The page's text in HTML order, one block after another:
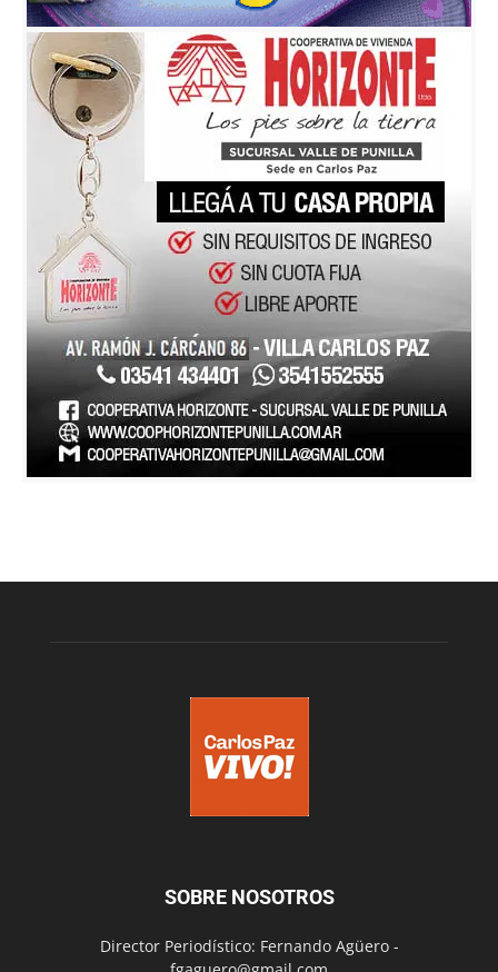
SOBRE NOSOTROS
Director Periodístico: Fernando Agüero -